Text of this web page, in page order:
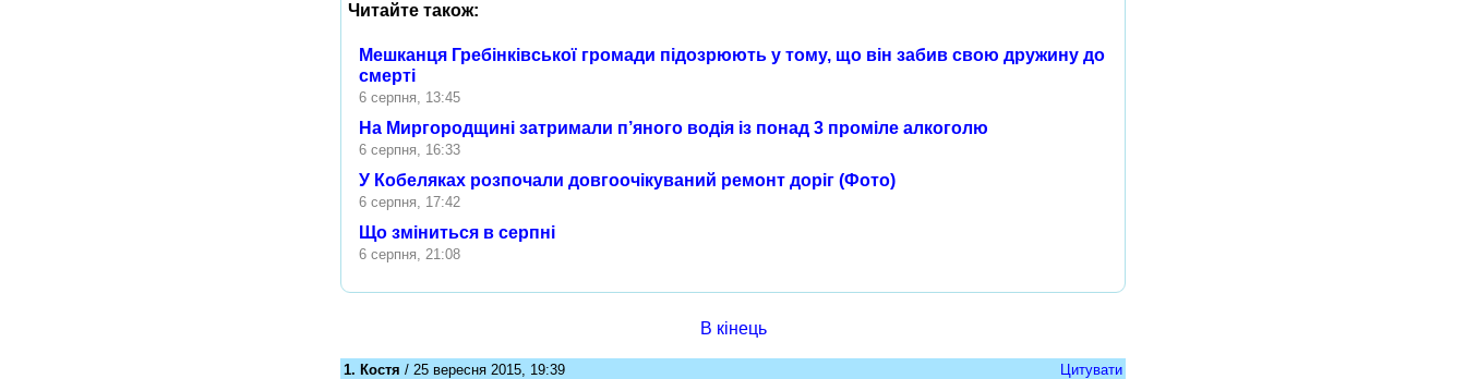
Читайте також:
Мешканця Гребінківської громади підозрюють у тому, що він забив свою дружину до
смерті
6 серпня, 13:45
На Миргородщині затримали п’яного водія із понад 3 проміле алкоголю
6 серпня, 16:33
У Кобеляках розпочали довгоочікуваний ремонт доріг (Фото)
6 серпня, 17:42
Що зміниться в серпні
6 серпня, 21:08
В кінець
1. Костя / 25 вересня 2015, 19:39 Цитувати